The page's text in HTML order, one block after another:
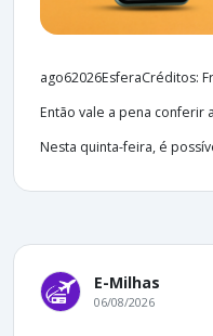
ago62026EsferaCréditos:
Então vale a pena conferir
Nesta quinta-feira, é
E-Milhas
06/08/2026